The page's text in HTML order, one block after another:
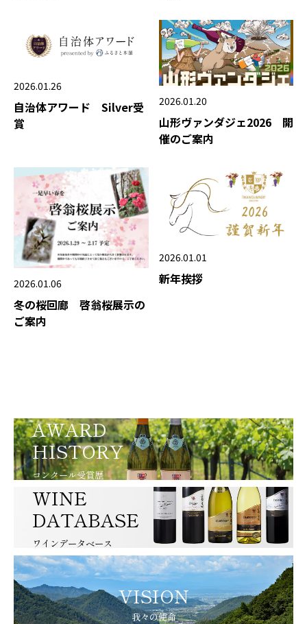
2026.01.26
自治体アワード Silver受
賞
2026.01.20
山形ヴァンダジェ2026 開
催のご案内
2026.01.06
冬の桜回廊 啓翁桜展示の
ご案内
2026.01.01
新年挨拶
AWARD
HISTORY
コンクール受賞歴
WINE
DATABASE
ワインデータベース
VISION
我々の使命